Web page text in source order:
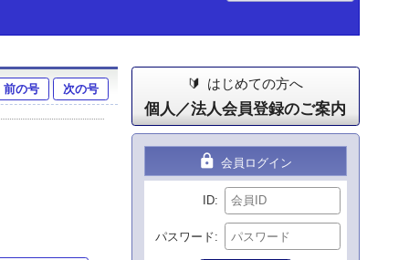
前の号 次の号 はじめての方へ
個人／法人会員登録のご案内
lock 会員ログイン
ID
パスワード